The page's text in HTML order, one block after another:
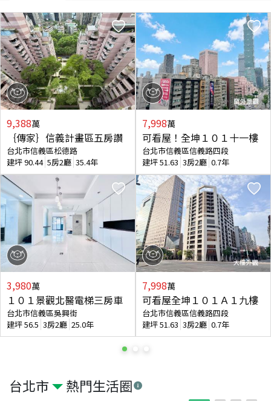
台北市 熱門生活圈
9,388萬
｛傳家｝信義計畫區五房讚
台北市信義區松德路
建坪90.44 5房2廳 35.4年
3,980萬
１０１景觀北醫電梯三房車
台北市信義區吳興街
建坪56.5 3房2廳 25.0年
7,998萬
可看屋！全坤１０１十一樓
台北市信義區信義路四段
建坪51.63 3房2廳 0.7年
7,998萬
可看屋全坤１０１Ａ１九樓
台北市信義區信義路四段
建坪51.63 3房2廳 0.7年